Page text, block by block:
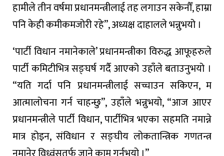
हामीले तीन वर्षमा प्रधानमन्त्रीलाई तह लगाउन सकेनौँ, हाम्रा
पनि केही कमीकमजोरी रहे”, अध्यक्ष दाहालले भन्नुभयो ।
‘पार्टी विधान नमानेकाले’ प्रधानमन्त्रीका विरुद्ध आफूहरुले
पार्टी कमिटीभित्र सङ्घर्ष गर्दै आएको उहाँले बताउनुभयो ।
“यति गर्दा पनि प्रधानमन्त्रीलाई सच्चाउन सकिएन, म
आत्मालोचना गर्न चाहन्छु”, उहाँले भन्नुभयो, “आज आएर
प्रधानमन्त्रीले पार्टी विधान, पार्टीभित्र भएका सहमति नमान्ने
मात्र होइन, संविधान र सङ्घीय लोकतान्त्रिक गणतन्त्र